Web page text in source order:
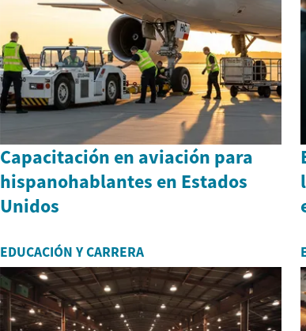
Capacitación en aviación para
hispanohablantes en Estados
Unidos
EDUCACIÓN Y CARRERA